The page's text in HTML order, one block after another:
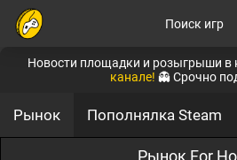
Поиск игр
Новости площадки и розыгрыши в
канале! 👻 Срочно
Рынок Пополнялка Steam
Рынок For